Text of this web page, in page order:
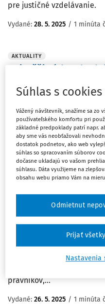
pre justičné vzdelávanie.
Vydané: 28. 5. 2025 / 1 minúta
AKTUALITY
Najvyšší súd
Na Najvyššom súde SR sa
zasadnutie
významné rozhodnutia
Kolégium prijalo 13
dôležitým otázkam...
Vydané:28. 5. 2025 / 1 minúta
AKTUALITY
Už o týždeň štartuje
2025 – pripravte sa
umelou inteligenciou!
Pripravte sa na revolúciu
Legal Innovation Day 2025
právnikov,...
Vydané: 26. 5. 2025 / 1 minúta
Súhlas s cookies
Vážený návštevník, snažíme sa zo
používateľského komfortu pri
základné predpoklady patrí napr.
aby sme vás neobťažovali
dostatok podnetov, ako web
súhlas so spracovaním súborov
dočasne ukladajú vo vašom
súhlasu. Dáta využijeme na
obsahu webu priamo Vám na
Nastavenia
Odmietnut
Prijať